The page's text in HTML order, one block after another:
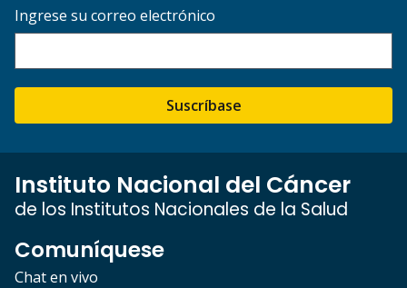
Ingrese su correo electrónico
Suscríbase
Instituto Nacional del Cáncer
de los Institutos Nacionales de la Salud
Comuníquese
Chat en vivo